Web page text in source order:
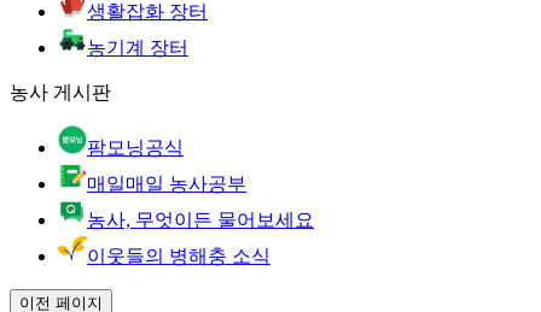
생활잡화 장터
농기계 장터
농사 게시판
팜모닝공식
매일매일 농사공부
농사, 무엇이든 물어보세요
이웃들의 병해충 소식
이전 페이지